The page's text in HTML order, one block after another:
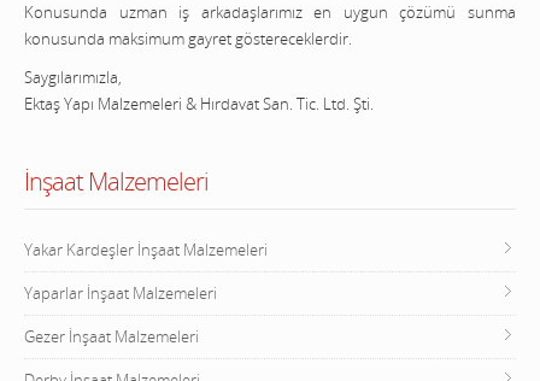
Konusunda uzman iş arkadaşlarımız en uygun çözümü sunma
konusunda maksimum gayret göstereceklerdir.
Saygılarımızla,
Ektaş Yapı Malzemeleri & Hırdavat San. Tic. Ltd. Şti.
İnşaat Malzemeleri
Yakar Kardeşler İnşaat Malzemeleri
Yaparlar İnşaat Malzemeleri
Gezer İnşaat Malzemeleri